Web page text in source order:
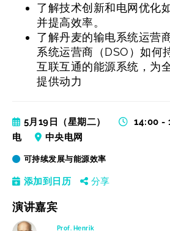
了解技术创新和电网优化
并提高效率。
了解丹麦的输电系统运营
系统运营商（DSO）如何
互联互通的能源系统，为
提供动力
5月19日（星期二） 14:00 -
电
中央电网
可持续发展与能源效率
添加到日历 分享
演讲嘉宾
Prof. Henrik